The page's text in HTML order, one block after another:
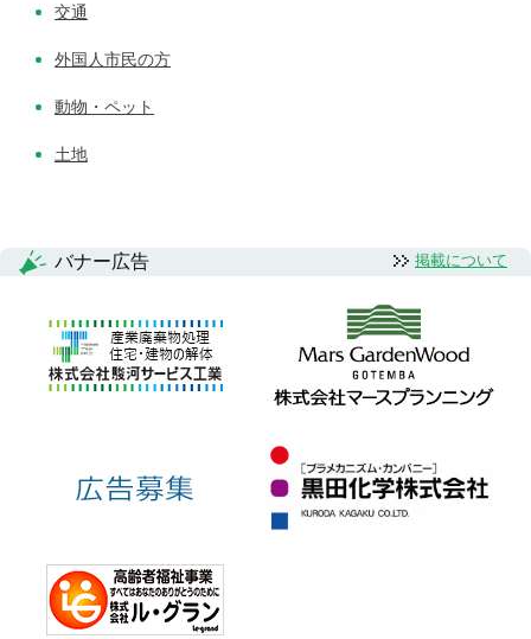
交通
外国人市民の方
動物・ペット
土地
バナー広告 掲載について